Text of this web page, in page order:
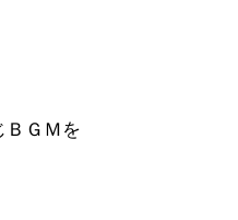
ＢＧＭを